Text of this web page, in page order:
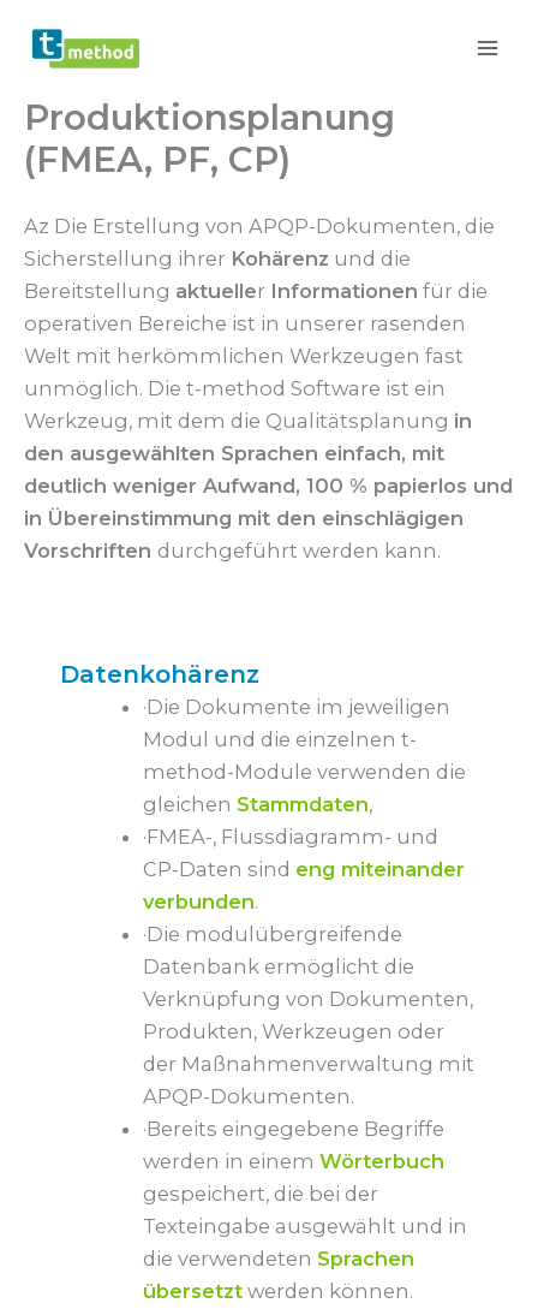
Produktionsplanung
(FMEA, PF, CP)
Az Die Erstellung von APQP-Dokumenten, die
Sicherstellung ihrer Kohärenz und die
Bereitstellung aktueller Informationen für die
operativen Bereiche ist in unserer rasenden
Welt mit herkömmlichen Werkzeugen fast
unmöglich. Die t-method Software ist ein
Werkzeug, mit dem die Qualitätsplanung in
den ausgewählten Sprachen einfach, mit
deutlich weniger Aufwand, 100 % papierlos und
in Übereinstimmung mit den einschlägigen
Vorschriften durchgeführt werden kann.
Datenkohärenz
·Die Dokumente im jeweiligen
Modul und die einzelnen t-
method-Module verwenden die
gleichen Stammdaten,
·FMEA-, Flussdiagramm- und
CP-Daten sind eng miteinander
verbunden.
·Die modulübergreifende
Datenbank ermöglicht die
Verknüpfung von Dokumenten,
Produkten, Werkzeugen oder
der Maßnahmenverwaltung mit
APQP-Dokumenten.
·Bereits eingegebene Begriffe
werden in einemWörterbuch
gespeichert, die bei der
Texteingabe ausgewählt und in
die verwendeten Sprachen
übersetzt werden können.